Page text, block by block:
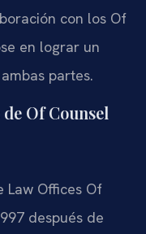
con los Of
en lograr un
partes.
Of Counsel
Law Offices Of
después de